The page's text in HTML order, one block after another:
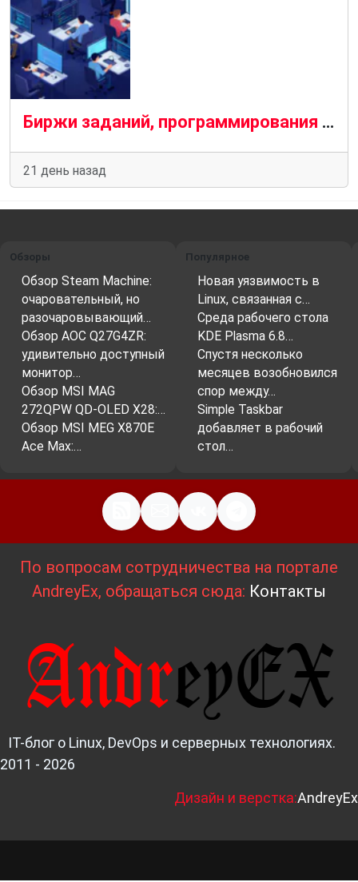
Биржи заданий, программирования и IT: от микро-задач до сложных проектов
21 день назад
Обзоры
Обзор Steam Machine:
очаровательный, но
разочаровывающий…
Обзор AOC Q27G4ZR:
удивительно доступный
монитор…
Обзор MSI MAG
272QPW QD-OLED X28:…
Обзор MSI MEG X870E
Ace Max:…
Популярное
Новая уязвимость в
Linux, связанная с…
Среда рабочего стола
KDE Plasma 6.8…
Спустя несколько
месяцев возобновился
спор между…
Simple Taskbar
добавляет в рабочий
стол…
По вопросам сотрудничества на портале
AndreyEx, обращаться сюда: Контакты
IT-блог о Linux, DevOps и серверных технологиях.
2011 - 2026
Дизайн и верстка:AndreyEx